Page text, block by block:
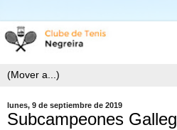
lunes, 9 de septiembre de 2019
Subcampeones